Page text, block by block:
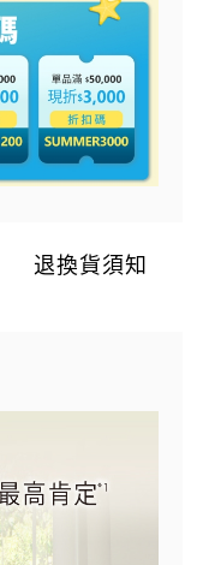
退換貨須知